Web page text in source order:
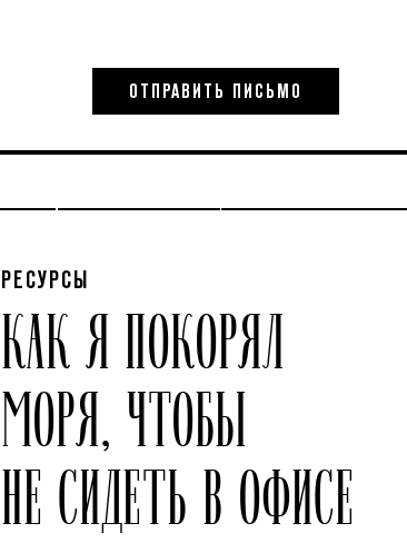
РЕСУРСЫ
КАК Я ПОКОРЯЛ
МОРЯ, ЧТОБЫ
НЕ СИДЕТЬ В ОФИСЕ